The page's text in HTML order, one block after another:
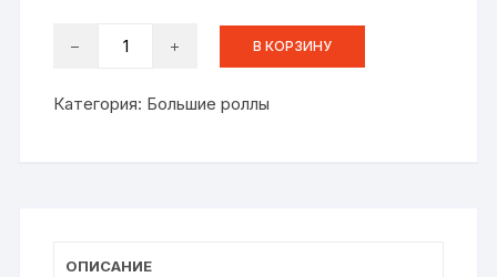
Количество
с
В КОРЗИНУ
Категория: Большие роллы
ОПИСАНИЕ